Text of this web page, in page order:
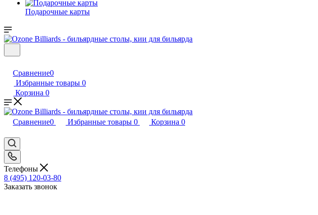
Подарочные карты
Сравнение0
Избранные товары 0
Корзина 0
Сравнение0 Избранные товары 0 Корзина 0
Телефоны
8 (495) 120-03-80
Заказать звонок